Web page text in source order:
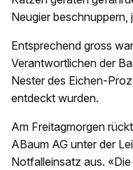
Neugier
Entsprechend gross
Verantwortlichen der
Nester des Eichen-
entdeckt wurden.
Am Freitagmorgen
ABaum AG unter der
Notfalleinsatz aus.